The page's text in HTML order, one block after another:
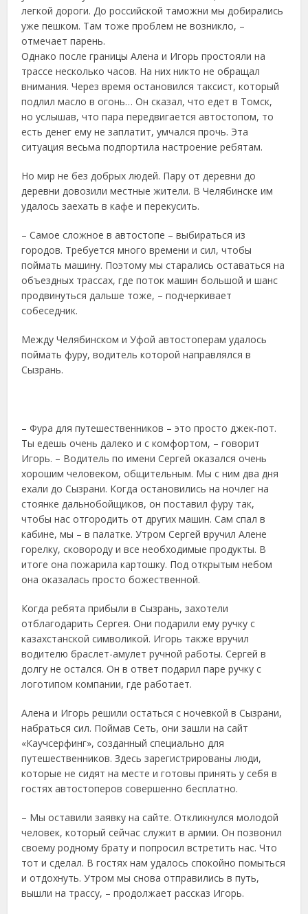
легкой дороги. До российской таможни мы добирались
уже пешком. Там тоже проблем не возникло, –
отмечает парень.
Однако после границы Алена и Игорь простояли на
трассе несколько часов. На них никто не обращал
внимания. Через время остановился таксист, который
подлил масло в огонь… Он сказал, что едет в Томск,
но услышав, что пара передвигается автостопом, то
есть денег ему не заплатит, умчался прочь. Эта
ситуация весьма подпортила настроение ребятам.
Но мир не без добрых людей. Пару от деревни до
деревни довозили местные жители. В Челябинске им
удалось заехать в кафе и перекусить.
– Самое сложное в автостопе – выбираться из
городов. Требуется много времени и сил, чтобы
поймать машину. Поэтому мы старались оставаться на
объездных трассах, где поток машин большой и шанс
продвинуться дальше тоже, – подчеркивает
собеседник.
Между Челябинском и Уфой автостоперам удалось
поймать фуру, водитель которой направлялся в
Сызрань.
– Фура для путешественников – это просто джек-пот.
Ты едешь очень далеко и с комфортом, – говорит
Игорь. – Водитель по имени Сергей оказался очень
хорошим человеком, общительным. Мы с ним два дня
ехали до Сызрани. Когда остановились на ночлег на
стоянке дальнобойщиков, он поставил фуру так,
чтобы нас отгородить от других машин. Сам спал в
кабине, мы – в палатке. Утром Сергей вручил Алене
горелку, сковороду и все необходимые продукты. В
итоге она пожарила картошку. Под открытым небом
она оказалась просто божественной.
Когда ребята прибыли в Сызрань, захотели
отблагодарить Сергея. Они подарили ему ручку с
казахстанской символикой. Игорь также вручил
водителю браслет-амулет ручной работы. Сергей в
долгу не остался. Он в ответ подарил паре ручку с
логотипом компании, где работает.
Алена и Игорь решили остаться с ночевкой в Сызрани,
набраться сил. Поймав Сеть, они зашли на сайт
«Каучсерфинг», созданный специально для
путешественников. Здесь зарегистрированы люди,
которые не сидят на месте и готовы принять у себя в
гостях автостоперов совершенно бесплатно.
– Мы оставили заявку на сайте. Откликнулся молодой
человек, который сейчас служит в армии. Он позвонил
своему родному брату и попросил встретить нас. Что
тот и сделал. В гостях нам удалось спокойно помыться
и отдохнуть. Утром мы снова отправились в путь,
вышли на трассу, – продолжает рассказ Игорь.